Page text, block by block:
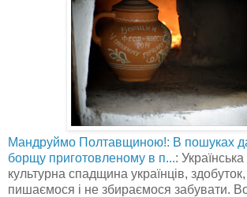
Мандруймо Полтавщиною!: В пошуках
борщу приготовленому в п...:
культурна спадщина українців,
пишаємося і не збираємося забувати.